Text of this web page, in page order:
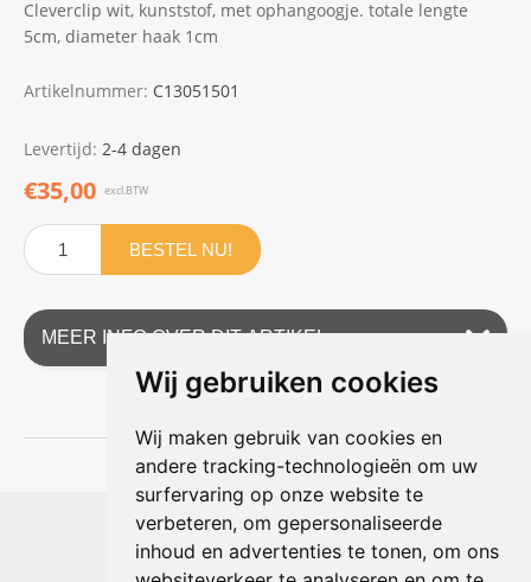
Wij gebruiken cookies
Wij maken gebruik van cookies en
andere tracking-technologieën om uw
surfervaring op onze website te
verbeteren, om gepersonaliseerde
inhoud en advertenties te tonen, om ons
Cleverclip wit, kunststof, met ophangoogje. totale lengte
5cm, diameter haak 1cm
Artikelnummer: C13051501
Levertijd: 2-4 dagen
€35,00 excl.BTW
BESTEL NU!
MEER INFO OVER DIT ARTIKEL
Shophouse online
Max Planckstraat 4
6716 BE Ede, Nederland